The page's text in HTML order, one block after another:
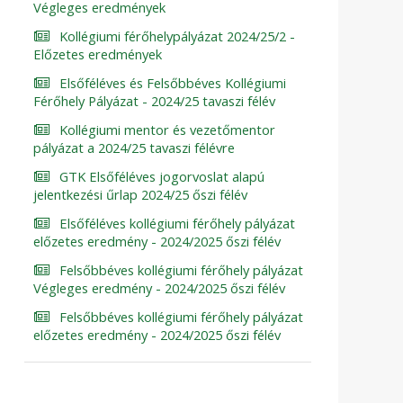
Végleges eredmények
Kollégiumi férőhelypályázat 2024/25/2 -
Előzetes eredmények
Elsőféléves és Felsőbbéves Kollégiumi
Férőhely Pályázat - 2024/25 tavaszi félév
Kollégiumi mentor és vezetőmentor
pályázat a 2024/25 tavaszi félévre
GTK Elsőféléves jogorvoslat alapú
jelentkezési űrlap 2024/25 őszi félév
Elsőféléves kollégiumi férőhely pályázat
előzetes eredmény - 2024/2025 őszi félév
Felsőbbéves kollégiumi férőhely pályázat
Végleges eredmény - 2024/2025 őszi félév
Felsőbbéves kollégiumi férőhely pályázat
előzetes eredmény - 2024/2025 őszi félév